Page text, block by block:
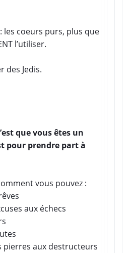
les coeurs purs, plus que
l’utiliser.
des Jedis.
que vous êtes un
pour prendre part à
vous pouvez :
aux échecs
pierres aux destructeurs